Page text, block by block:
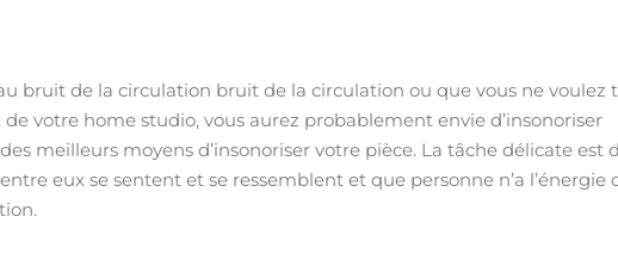
bruit de la circulation bruit de la circulation ou que vous ne voulez
votre home studio, vous aurez probablement envie d’insonoriser
meilleurs moyens d’insonoriser votre pièce. La tâche délicate est
eux se sentent et se ressemblent et que personne n’a l’énergie